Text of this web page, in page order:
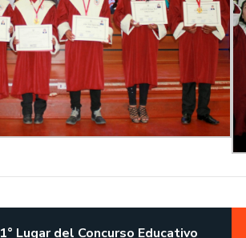
1° Lugar del Concurso Educativo